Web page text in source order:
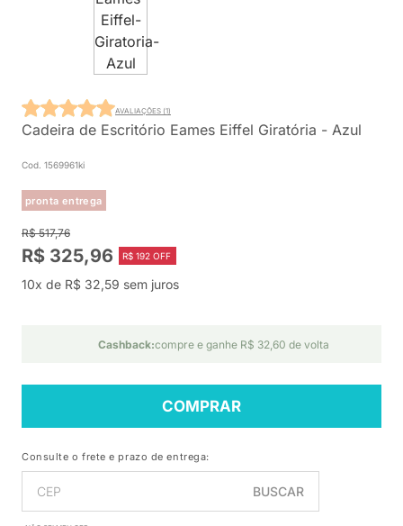
Cadeira de Escritório Eames Eiffel Giratória - Azul
Cod. 1569961ki
pronta entrega
AVALIAÇÕES (1)
R$ 517,76
R$ 325,96 R$ 192 OFF
10x de R$ 32,59 sem juros
Cashback:compre e ganhe R$ 32,60 de volta
COMPRAR
Consulte o frete e prazo de entrega:
BUSCAR